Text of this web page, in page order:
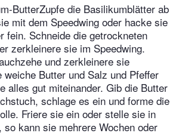
ButterZupfe die Basilikumblätter ab
mit dem Speedwing oder hacke sie
fein. Schneide die getrockneten
zerkleinere sie im Speedwing.
und zerkleinere sie
weiche Butter und Salz und Pfeffer
alles gut miteinander. Gib die Butter
schlage es ein und forme die
Friere sie ein oder stelle sie in
so kann sie mehrere Wochen oder